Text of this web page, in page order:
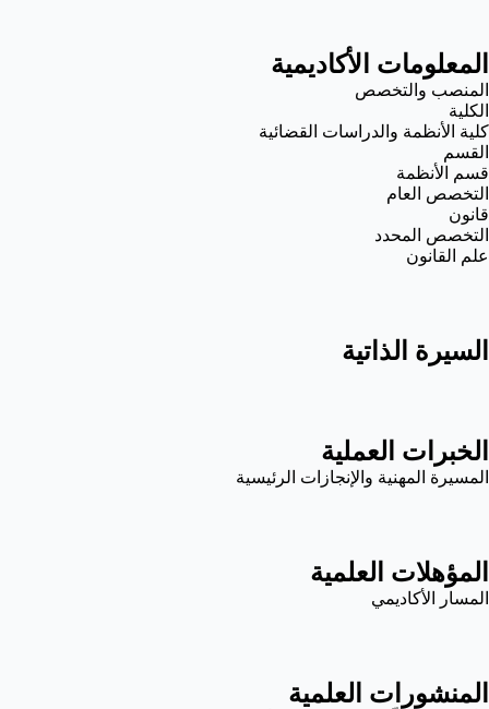
المعلومات الأكاديمية
المنصب والتخصص
الكلية
كلية الأنظمة والدراسات القضائية
القسم
قسم الأنظمة
التخصص العام
قانون
التخصص المحدد
علم القانون
السيرة الذاتية
الخبرات العملية
المسيرة المهنية والإنجازات الرئيسية
المؤهلات العلمية
المسار الأكاديمي
المنشورات العلمية